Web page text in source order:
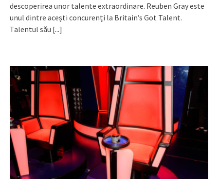
descoperirea unor talente extraordinare. Reuben Gray este
unul dintre acești concurenți la Britain’s Got Talent.
Talentul său [...]